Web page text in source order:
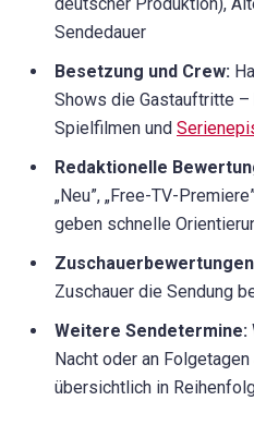
Sendedauer
Besetzung und Crew:
Shows die Gastauftritte
Spielfilmen und
Redaktionelle
„Neu”, „Free-TV-
geben schnelle
Zuschauer die Sendung
Weitere Sendetermine:
Nacht oder an
übersichtlich in